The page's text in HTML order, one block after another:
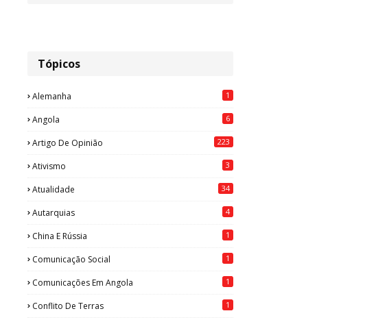
Tópicos
Alemanha 1
Angola 6
Artigo De Opinião 223
Ativismo 3
Atualidade 34
Autarquias 4
China E Rússia 1
Comunicação Social 1
Comunicações Em Angola 1
Conflito De Terras 1